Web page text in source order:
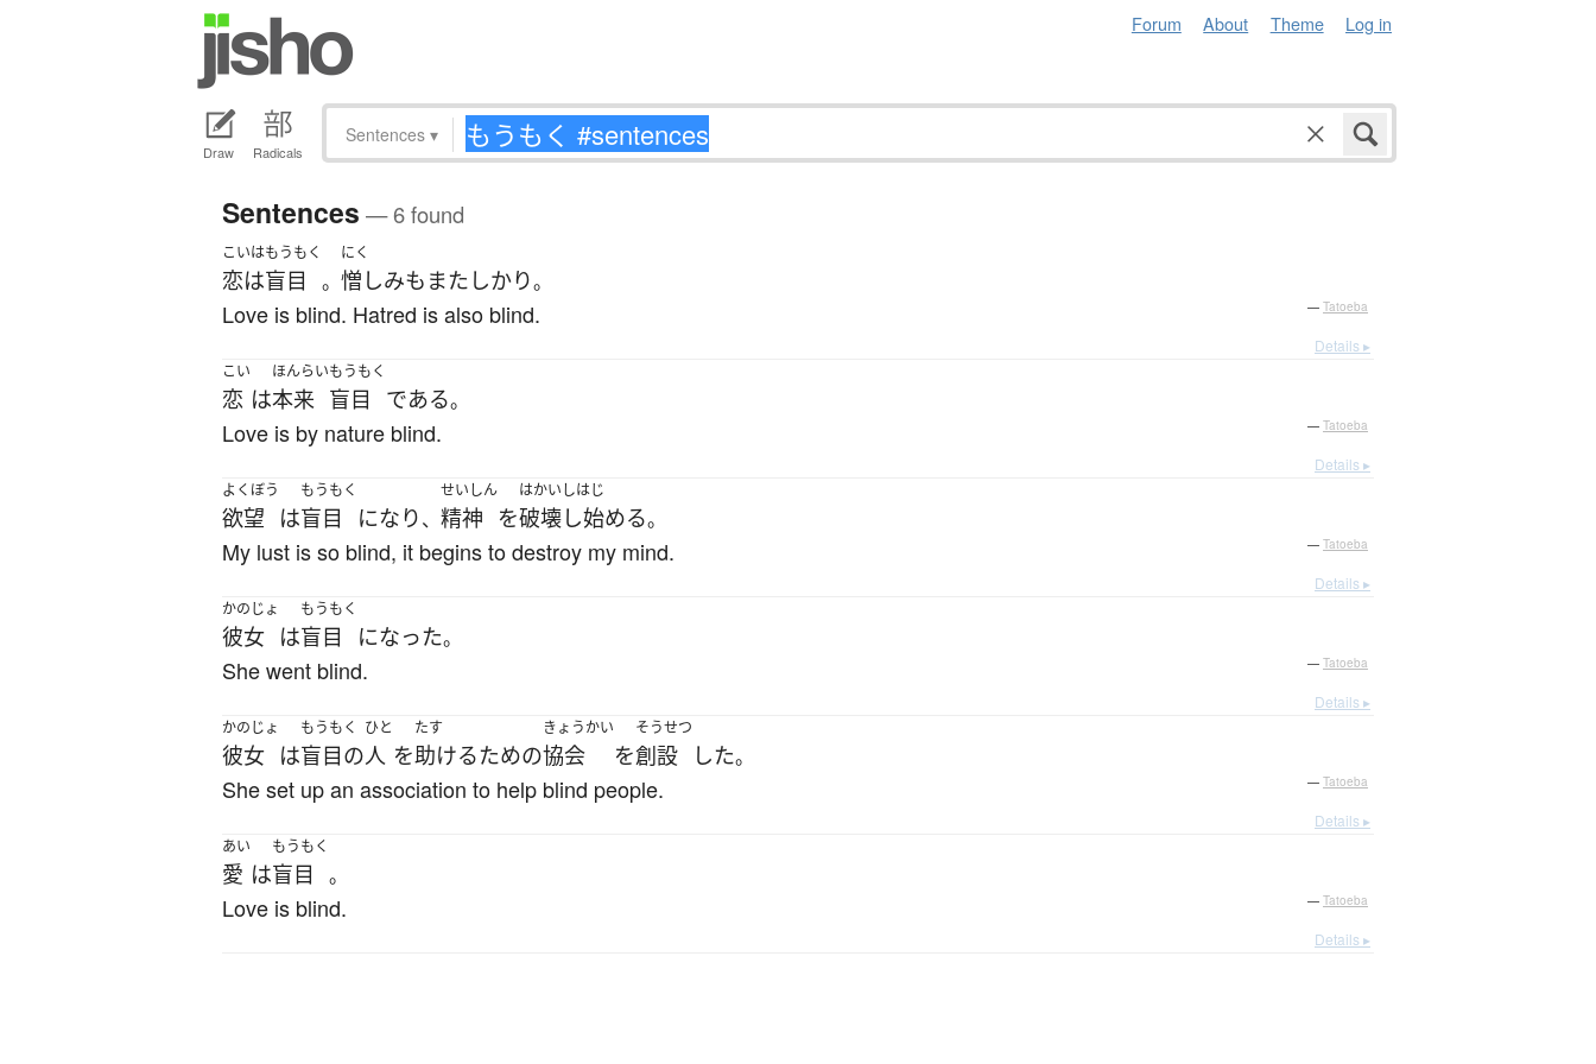
Forum About Theme Log in
Draw Radicals
Sentences ▾
Sentences — 6 found
こいはもうもく
恋は盲目 。
にく
憎しみも また しかり。
Love is blind. Hatred is also blind. — Tatoeba
Details ▸
こい
恋 は
ほんらい
本来
もうもく
盲目 である。
Love is by nature blind. — Tatoeba
Details ▸
よくぼう
欲望 は
もうもく
盲目 になり、
せいしん
精神 を
はかい
破壊
しはじ
し始める。
My lust is so blind, it begins to destroy my mind. — Tatoeba
Details ▸
かのじょ
彼女 は
もうもく
盲目 になった。
She went blind. — Tatoeba
Details ▸
かのじょ
彼女 は
もうもく
盲目の
ひと
人 を
たす
助けるための
きょうかい
協会 を
そうせつ
創設 した。
She set up an association to help blind people. — Tatoeba
Details ▸
あい
愛 は
もうもく
盲目 。
Love is blind. — Tatoeba
Details ▸